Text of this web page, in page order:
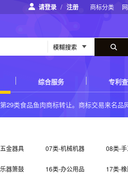
请登录 / 注册 商标分类
综合服务 专利
第29类食品鱼肉商标转让。商标交易来名品
金器具 07类-机械机器 08类-
器箫鼓 16类-办公用品 17类-